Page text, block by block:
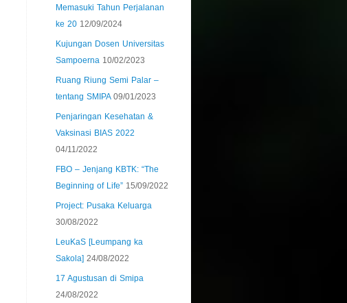
Memasuki Tahun Perjalanan
ke 20 12/09/2024
Kujungan Dosen Universitas
Sampoerna 10/02/2023
Ruang Riung Semi Palar –
tentang SMIPA 09/01/2023
Penjaringan Kesehatan &
Vaksinasi BIAS 2022
04/11/2022
FBO – Jenjang KBTK: “The
Beginning of Life” 15/09/2022
Project: Pusaka Keluarga
30/08/2022
LeuKaS [Leumpang ka
Sakola] 24/08/2022
17 Agustusan di Smipa
24/08/2022